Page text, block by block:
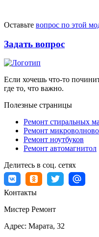
Оставьте вопрос по этой
Задать вопрос
Если хочешь что-то
где то, что важно.
Полезные страницы
Ремонт стиральных
Ремонт
Ремонт ноутбуков
Ремонт автомагнитол
Делитесь в соц. сетях
Контакты
Мистер Ремонт
Адрес: Марата, 32